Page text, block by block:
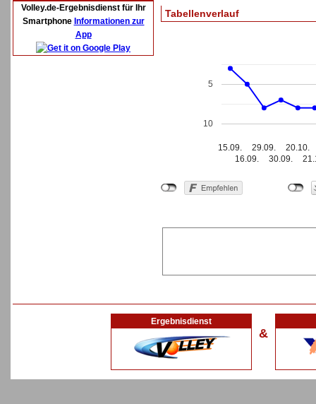
Volley.de-Ergebnisdienst für Ihr
Smartphone Informationen zur
App
Tabellenverlauf
15.09.
16.09.
29.09.
30.09.
20.10.
5
10
Ergebnisdienst
&